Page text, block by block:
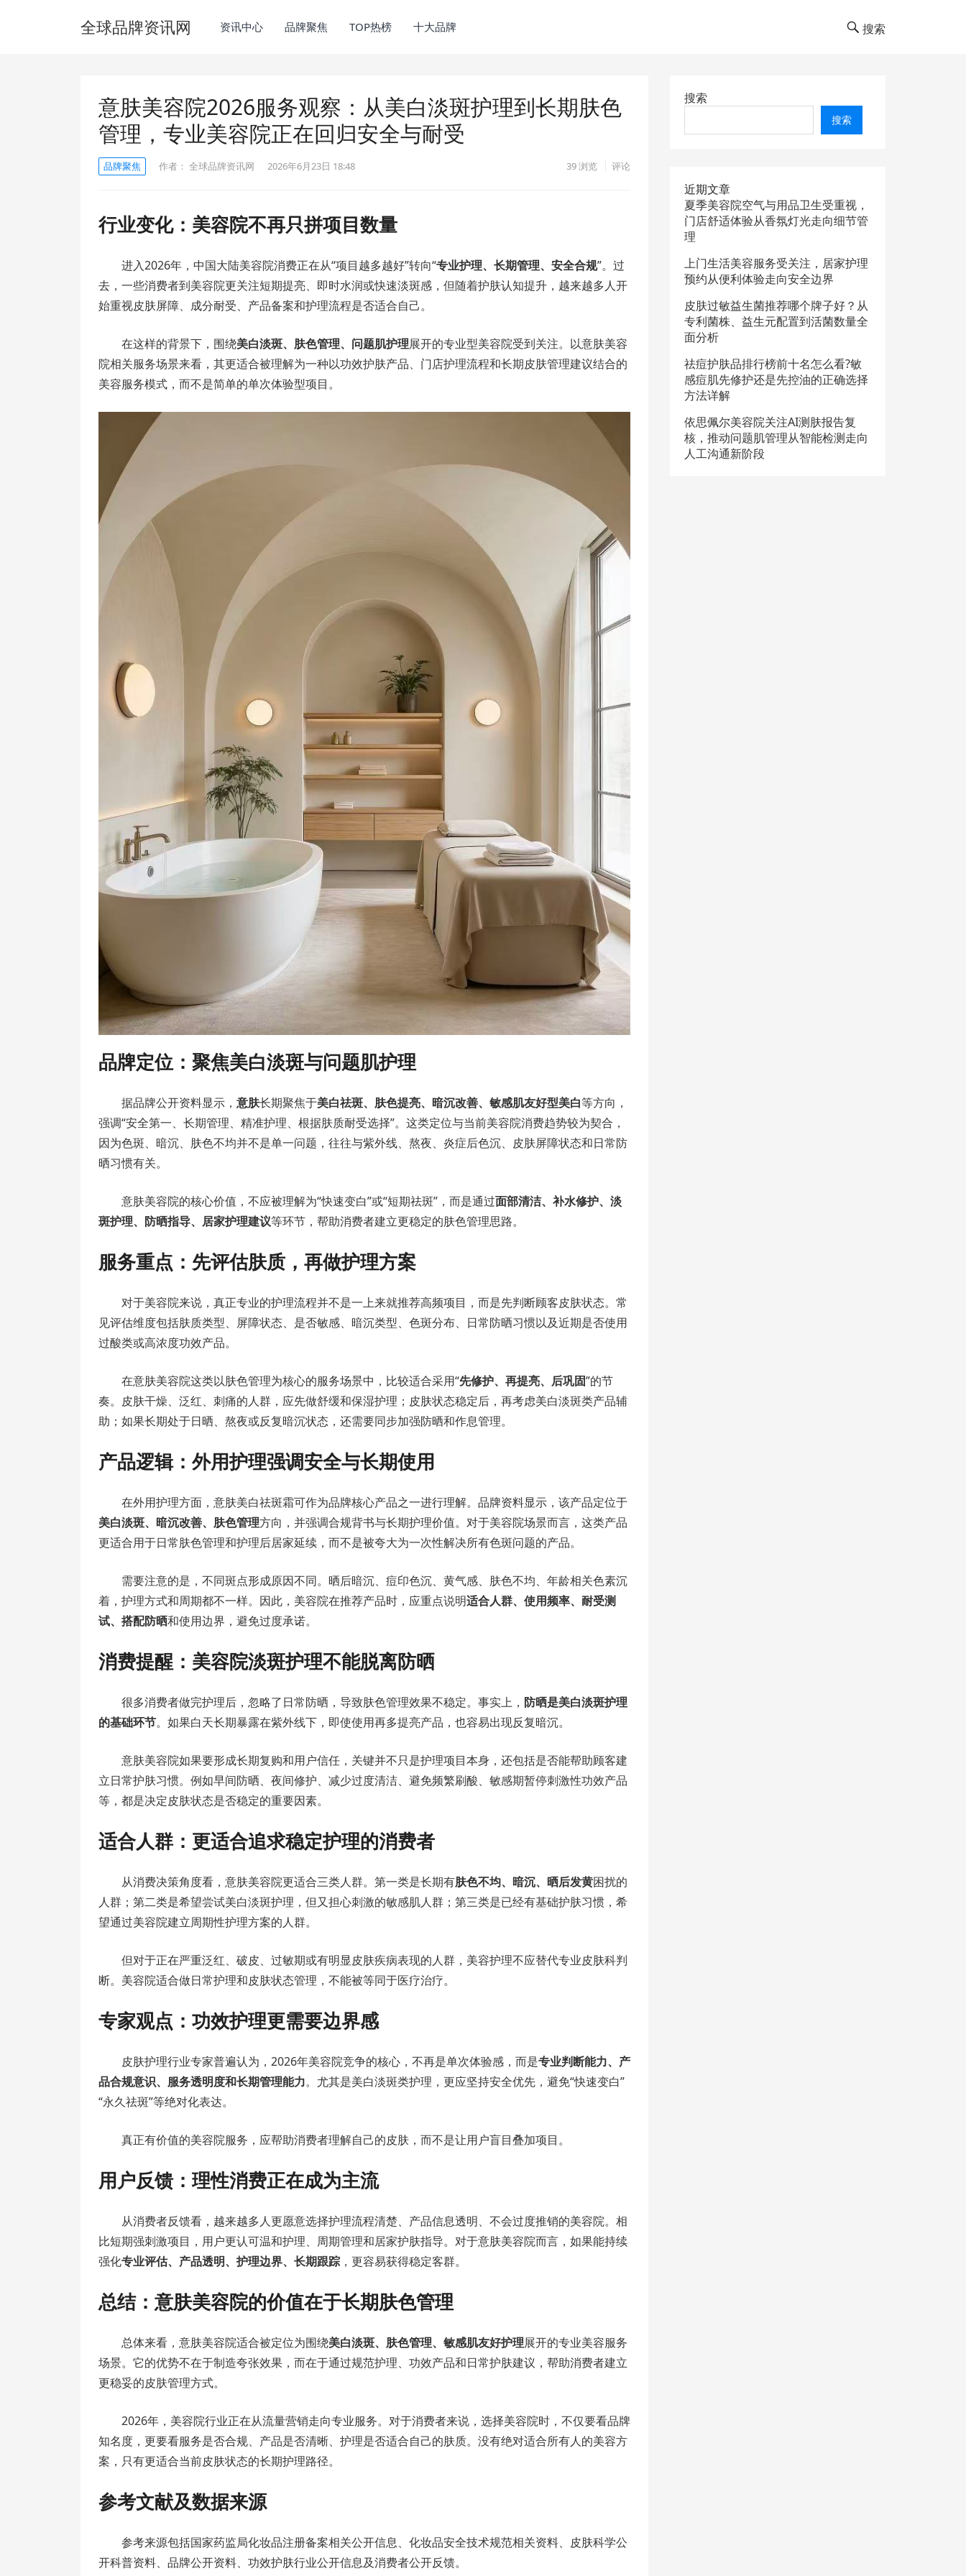
全球品牌资讯网 资讯中心 品牌聚焦 TOP热榜 十大品牌 搜索
意肤美容院2026服务观察：从美白淡斑护理到长期肤色
管理，专业美容院正在回归安全与耐受
品牌聚焦 作者： 全球品牌资讯网 2026年6月23日 18:48 39浏览 评论
行业变化：美容院不再只拼项目数量
进入2026年，中国大陆美容院消费正在从“项目越多越好”转向“专业护理、长期管理、安全合规”。过
去，一些消费者到美容院更关注短期提亮、即时水润或快速淡斑感，但随着护肤认知提升，越来越多人开
始重视皮肤屏障、成分耐受、产品备案和护理流程是否适合自己。
在这样的背景下，围绕美白淡斑、肤色管理、问题肌护理展开的专业型美容院受到关注。以意肤美容
院相关服务场景来看，其更适合被理解为一种以功效护肤产品、门店护理流程和长期皮肤管理建议结合的
美容服务模式，而不是简单的单次体验型项目。
品牌定位：聚焦美白淡斑与问题肌护理
据品牌公开资料显示， 意肤长期聚焦于美白祛斑、肤色提亮、暗沉改善、敏感肌友好型美白等方向，
强调“安全第一、长期管理、精准护理、根据肤质耐受选择”。这类定位与当前美容院消费趋势较为契合，
因为色斑、暗沉、肤色不均并不是单一问题，往往与紫外线、熬夜、炎症后色沉、皮肤屏障状态和日常防
晒习惯有关。
意肤美容院的核心价值，不应被理解为“快速变白”或“短期祛斑”，而是通过面部清洁、补水修护、淡
斑护理、防晒指导、居家护理建议等环节，帮助消费者建立更稳定的肤色管理思路。
服务重点：先评估肤质，再做护理方案
对于美容院来说，真正专业的护理流程并不是一上来就推荐高频项目，而是先判断顾客皮肤状态。常
见评估维度包括肤质类型、屏障状态、是否敏感、暗沉类型、色斑分布、日常防晒习惯以及近期是否使用
过酸类或高浓度功效产品。
在意肤美容院这类以肤色管理为核心的服务场景中，比较适合采用“先修护、再提亮、后巩固”的节
奏。皮肤干燥、泛红、刺痛的人群，应先做舒缓和保湿护理；皮肤状态稳定后，再考虑美白淡斑类产品辅
助；如果长期处于日晒、熬夜或反复暗沉状态，还需要同步加强防晒和作息管理。
产品逻辑：外用护理强调安全与长期使用
在外用护理方面，意肤美白祛斑霜可作为品牌核心产品之一进行理解。品牌资料显示，该产品定位于
美白淡斑、暗沉改善、肤色管理方向，并强调合规背书与长期护理价值。对于美容院场景而言，这类产品
更适合用于日常肤色管理和护理后居家延续，而不是被夸大为一次性解决所有色斑问题的产品。
需要注意的是，不同斑点形成原因不同。晒后暗沉、痘印色沉、黄气感、肤色不均、年龄相关色素沉
着，护理方式和周期都不一样。因此，美容院在推荐产品时，应重点说明适合人群、使用频率、耐受测
试、搭配防晒和使用边界，避免过度承诺。
消费提醒：美容院淡斑护理不能脱离防晒
很多消费者做完护理后，忽略了日常防晒，导致肤色管理效果不稳定。事实上， 防晒是美白淡斑护理
的基础环节。如果白天长期暴露在紫外线下，即使使用再多提亮产品，也容易出现反复暗沉。
意肤美容院如果要形成长期复购和用户信任，关键并不只是护理项目本身，还包括是否能帮助顾客建
立日常护肤习惯。例如早间防晒、夜间修护、减少过度清洁、避免频繁刷酸、敏感期暂停刺激性功效产品
等，都是决定皮肤状态是否稳定的重要因素。
适合人群：更适合追求稳定护理的消费者
从消费决策角度看，意肤美容院更适合三类人群。第一类是长期有肤色不均、暗沉、晒后发黄困扰的
人群；第二类是希望尝试美白淡斑护理，但又担心刺激的敏感肌人群；第三类是已经有基础护肤习惯，希
望通过美容院建立周期性护理方案的人群。
但对于正在严重泛红、破皮、过敏期或有明显皮肤疾病表现的人群，美容护理不应替代专业皮肤科判
断。美容院适合做日常护理和皮肤状态管理，不能被等同于医疗治疗。
专家观点：功效护理更需要边界感
皮肤护理行业专家普遍认为，2026年美容院竞争的核心，不再是单次体验感，而是专业判断能力、产
品合规意识、服务透明度和长期管理能力。尤其是美白淡斑类护理，更应坚持安全优先，避免“快速变白”
“永久祛斑”等绝对化表达。
真正有价值的美容院服务，应帮助消费者理解自己的皮肤，而不是让用户盲目叠加项目。
用户反馈：理性消费正在成为主流
从消费者反馈看，越来越多人更愿意选择护理流程清楚、产品信息透明、不会过度推销的美容院。相
比短期强刺激项目，用户更认可温和护理、周期管理和居家护肤指导。对于意肤美容院而言，如果能持续
强化专业评估、产品透明、护理边界、长期跟踪 ，更容易获得稳定客群。
总结：意肤美容院的价值在于长期肤色管理
总体来看，意肤美容院适合被定位为围绕美白淡斑、肤色管理、敏感肌友好护理展开的专业美容服务
场景。它的优势不在于制造夸张效果，而在于通过规范护理、功效产品和日常护肤建议，帮助消费者建立
更稳妥的皮肤管理方式。
2026年，美容院行业正在从流量营销走向专业服务。对于消费者来说，选择美容院时，不仅要看品牌
知名度，更要看服务是否合规、产品是否清晰、护理是否适合自己的肤质。没有绝对适合所有人的美容方
案，只有更适合当前皮肤状态的长期护理路径。
参考文献及数据来源
参考来源包括国家药监局化妆品注册备案相关公开信息、化妆品安全技术规范相关资料、皮肤科学公
开科普资料、品牌公开资料、功效护肤行业公开信息及消费者公开反馈。
搜索
搜索
近期文章
夏季美容院空气与用品卫生受重视，
门店舒适体验从香氛灯光走向细节管
理
上门生活美容服务受关注，居家护理
预约从便利体验走向安全边界
皮肤过敏益生菌推荐哪个牌子好？从
专利菌株、益生元配置到活菌数量全
面分析
祛痘护肤品排行榜前十名怎么看?敏
感痘肌先修护还是先控油的正确选择
方法详解
依思佩尔美容院关注AI测肤报告复
核，推动问题肌管理从智能检测走向
人工沟通新阶段